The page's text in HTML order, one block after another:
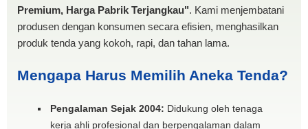
Premium, Harga Pabrik Terjangkau". Kami menjembatani
produsen dengan konsumen secara efisien, menghasilkan
produk tenda yang kokoh, rapi, dan tahan lama.
Mengapa Harus Memilih Aneka Tenda?
Pengalaman Sejak 2004: Didukung oleh tenaga
kerja ahli profesional dan berpengalaman dalam